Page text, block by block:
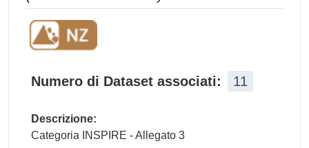
Numero di Dataset associati: 11
Descrizione:
Categoria INSPIRE - Allegato 3